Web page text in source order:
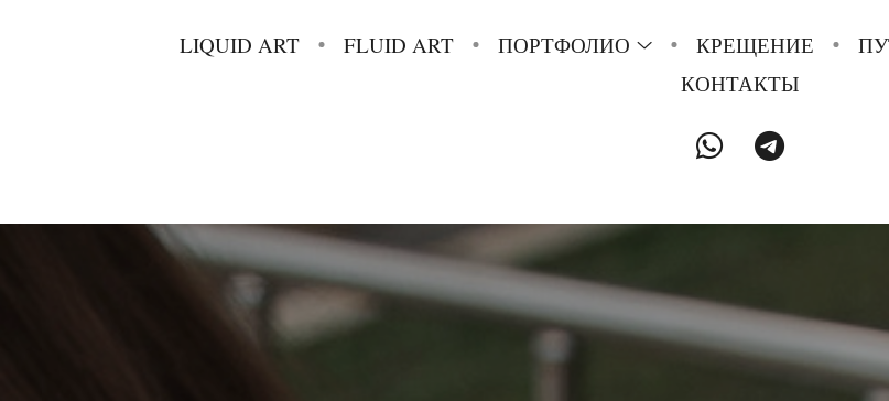
LIQUID ART FLUID ART ПОРТФОЛИО КРЕЩЕНИЕ
КОНТАКТЫ